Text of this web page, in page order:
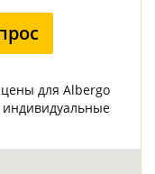
для Albergo